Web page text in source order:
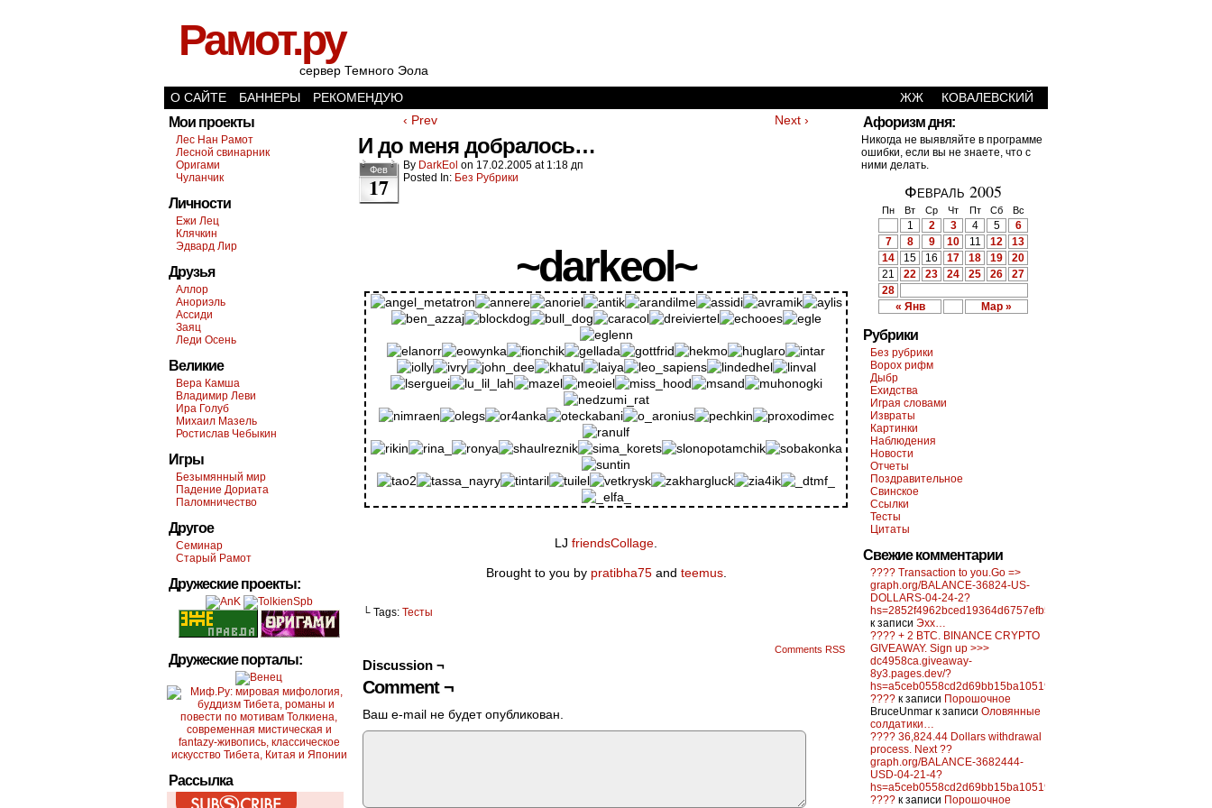
Рамот.ру
сервер Темного Эола
О САЙТЕ
БАННЕРЫ РЕКОМЕНДУЮ ЖЖ КОВАЛЕВСКИЙ
Мои проекты
Лес Нан Рамот
Лесной свинарник
Оригами
Чуланчик
Личности
Ежи Лец
Клячкин
Эдвард Лир
Друзья
Аллор
Анориэль
Ассиди
Заяц
Леди Осень
Великие
Вера Камша
Владимир Леви
Ира Голуб
Михаил Мазель
Ростислав Чебыкин
Игры
Безымянный мир
Падение Дориата
Паломничество
Другое
Семинар
Старый Рамот
Дружеские проекты:
Дружеские порталы:
Рассылка
‹ Prev Next ›
И до меня добралось…
Фев
17
By DarkEol on 17.02.2005 at 1:18 дп
Posted In: Без Рубрики
~darkeol~
LJ friendsCollage
Brought to you by pratibha75and teemus.
└ Tags: Тесты
Comments RSS
Discussion ¬
Comment ¬
Ваш e-mail не будет опубликован.
Афоризм дня:
Никогда не выявляйте в программе
ошибки, если вы не знаете, что с
ними делать.
Февраль 2005
Пн Вт Ср Чт Пт Сб Вс
« Янв Мар »
1 2 3 4 5
6
7
8 9 10 11 12
13
14
15 16 17 18 19
20
21
22 23 24 25 26
27
28
Рубрики
Без рубрики
Ворох рифм
Дыбр
Ехидства
Играя словами
Извраты
Картинки
Наблюдения
Новости
Отчеты
Поздравительное
Свинское
Ссылки
Тесты
Цитаты
Свежие комментарии
???? Transaction to you.Go =>
graph.org/BALANCE-36824-US-
DOLLARS-04-24-2?
hs=2852f4962bced19364d6757efb5f6a84&
к записи Эхх…
???? + 2 BTC. BINANCE CRYPTO
GIVEAWAY. Sign up >>>
dc4958ca.giveaway-
8y3.pages.dev/?
hs=a5ceb0558cd2d69bb15ba10519f0d6c2&
???? к записи Порошочное
BruceUnmar к записи Оловянные
солдатики…
???? 36,824.44 Dollars withdrawal
process. Next ??
graph.org/BALANCE-3682444-
USD-04-21-4?
hs=a5ceb0558cd2d69bb15ba10519f0d6c2&
???? к записи Порошочное